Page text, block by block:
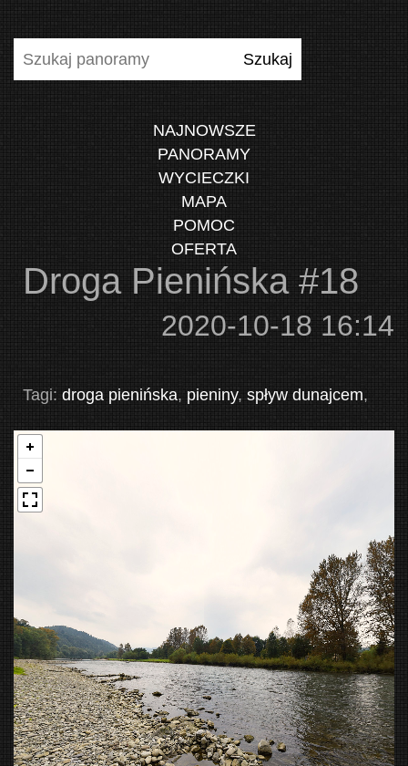
NAJNOWSZE
PANORAMY
WYCIECZKI
MAPA
POMOC
OFERTA
Droga Pienińska #18
2020-10-18 16:14
Tagi: droga pienińska, pieniny, spływ dunajcem,